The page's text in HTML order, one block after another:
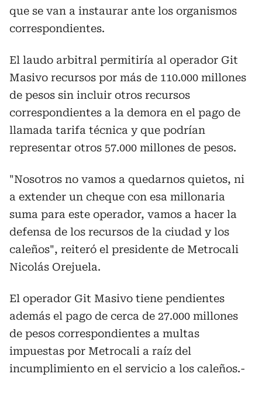
que se van a instaurar ante los organismos
correspondientes.
El laudo arbitral permitiría al operador Git
Masivo recursos por más de 110.000 millones
de pesos sin incluir otros recursos
correspondientes a la demora en el pago de
llamada tarifa técnica y que podrían
representar otros 57.000 millones de pesos.
"Nosotros no vamos a quedarnos quietos, ni
a extender un cheque con esa millonaria
suma para este operador, vamos a hacer la
defensa de los recursos de la ciudad y los
caleños", reiteró el presidente de Metrocali
Nicolás Orejuela.
El operador Git Masivo tiene pendientes
además el pago de cerca de 27.000 millones
de pesos correspondientes a multas
impuestas por Metrocali a raíz del
incumplimiento en el servicio a los caleños.-